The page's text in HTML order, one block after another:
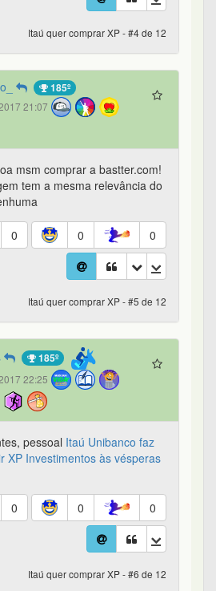
Itaú quer comprar XP - #4 de 12
185º
21:07
msm comprar a bastter.com!
tem a mesma relevância do
0 0 0
Itaú quer comprar XP - #5 de 12
185º
22:25
pessoal Itaú Unibanco faz
XP Investimentos às vésperas
0 0 0
Itaú quer comprar XP - #6 de 12